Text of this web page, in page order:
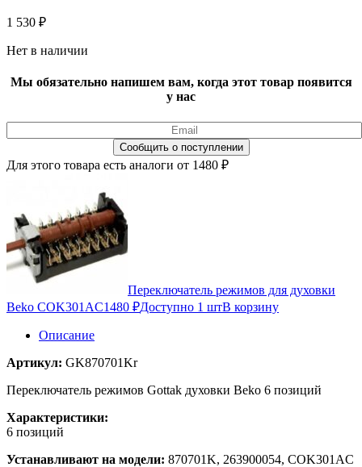
1 530 ₽
Нет в наличии
Мы обязательно напишем вам, когда этот товар появится
у нас
Для этого товара есть аналоги от 1480 ₽
Переключатель режимов для духовки
Beko COK301AC1480 ₽Доступно 1 штВ корзину
Описание
Артикул: GK870701Kr
Переключатель режимов Gottak духовки Beko 6 позиций
Характеристики:
6 позиций
Устанавливают на модели: 870701K, 263900054, COK301AC